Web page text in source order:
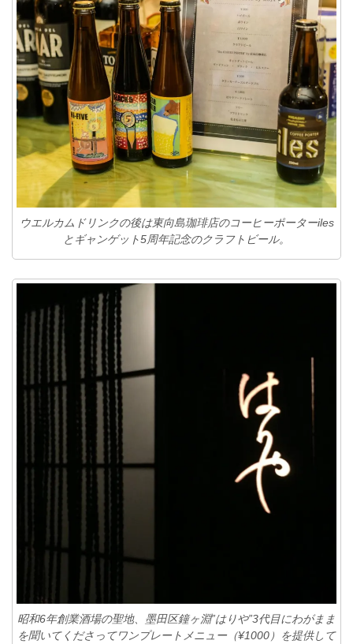
ウエルカムドリンクの後は東向島珈琲店のコーヒーポーターiles
とギャンゲット5周年記念のクラフトビール。
昭和6年創業酒場の聖地、墨田区鐘ヶ淵”はりや”3代目にわがまま
を聞いてくださってワンプレートメニュー（¥1000）を提供して